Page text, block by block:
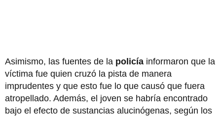
Asimismo, las fuentes de la policía informaron que la
víctima fue quien cruzó la pista de manera
imprudentes y que esto fue lo que causó que fuera
atropellado. Además, el joven se habría encontrado
bajo el efecto de sustancias alucinógenas, según los